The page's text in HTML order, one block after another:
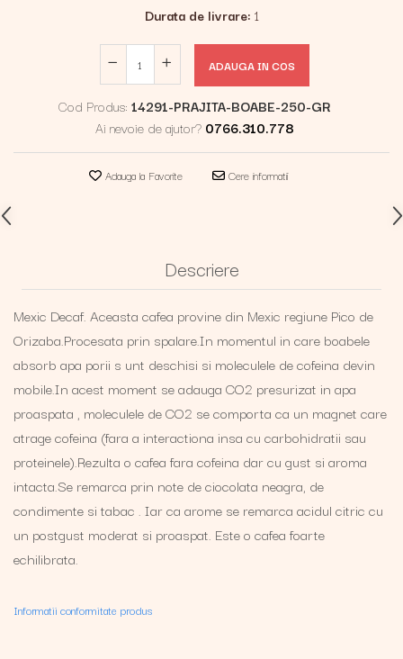
Durata de livrare: 1
ADAUGA IN COS
Cod Produs: 14291-PRAJITA-BOABE-250-GR
Ai nevoie de ajutor? 0766.310.778
Adauga la Favorite Cere informatii
Descriere
Mexic Decaf. Aceasta cafea provine din Mexic regiune Pico de
Orizaba.Procesata prin spalare.In momentul in care boabele
absorb apa porii s unt deschisi si moleculele de cofeina devin
mobile.In acest moment se adauga CO2 presurizat in apa
proaspata , moleculele de CO2 se comporta ca un magnet care
atrage cofeina (fara a interactiona insa cu carbohidratii sau
proteinele).Rezulta o cafea fara cofeina dar cu gust si aroma
intacta.Se remarca prin note de ciocolata neagra, de
condimente si tabac . Iar ca arome se remarca acidul citric cu
un postgust moderat si proaspat. Este o cafea foarte
echilibrata.
Informatii conformitate produs